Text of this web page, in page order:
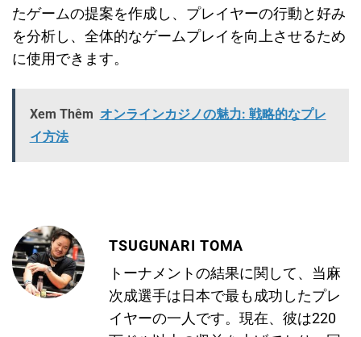
たゲームの提案を作成し、プレイヤーの行動と好み
を分析し、全体的なゲームプレイを向上させるため
に使用できます。
Xem Thêm オンラインカジノの魅力: 戦略的なプレ
イ方法
TSUGUNARI TOMA
トーナメントの結果に関して、当麻
次成選手は日本で最も成功したプレ
イヤーの一人です。現在、彼は220